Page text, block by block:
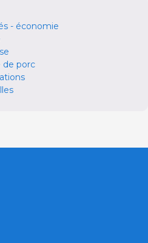
- économie
de porc